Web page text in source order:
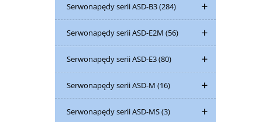
Serwonapędy serii ASD-B3(284)
Serwonapędy serii ASD-E2M (56)
Serwonapędy serii ASD-E3(80)
Serwonapędy serii ASD-M (16)
Serwonapędy serii ASD-MS(3)